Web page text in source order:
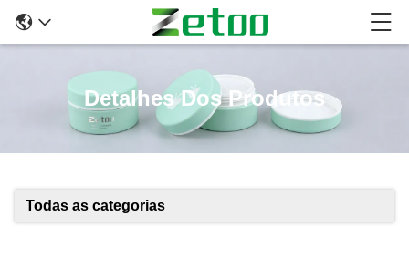
Detalhes Dos Produtos
Todas as categorias